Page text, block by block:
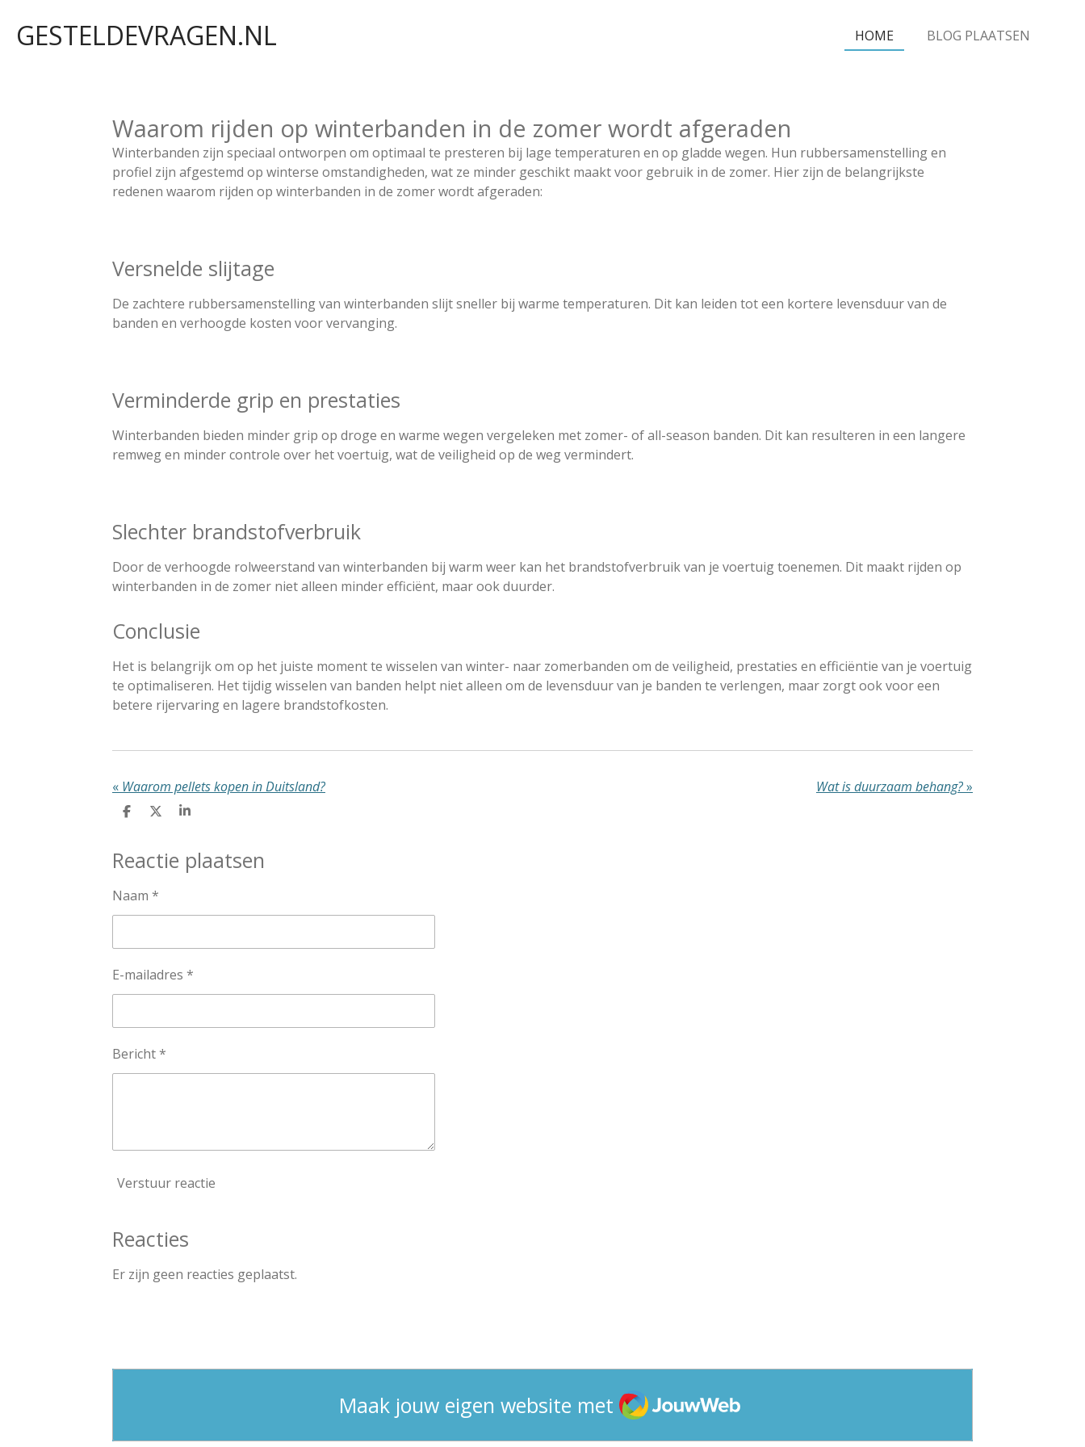
direct
GESTELDEVRAGEN.NL HOME BLOG PLAATSEN
Waarom rijden op winterbanden in de zomer wordt afgeraden
Winterbanden zijn speciaal ontworpen om optimaal te presteren bij lage temperaturen en op gladde wegen. Hun rubbersamenstelling en
profiel zijn afgestemd op winterse omstandigheden, wat ze minder geschikt maakt voor gebruik in de zomer. Hier zijn de belangrijkste
redenen waarom rijden op winterbanden in de zomer wordt afgeraden:
Versnelde slijtage
De zachtere rubbersamenstelling van winterbanden slijt sneller bij warme temperaturen. Dit kan leiden tot een kortere levensduur van de
banden en verhoogde kosten voor vervanging.
Verminderde grip en prestaties
Winterbanden bieden minder grip op droge en warme wegen vergeleken met zomer- of all-season banden. Dit kan resulteren in een langere
remweg en minder controle over het voertuig, wat de veiligheid op de weg vermindert.
Slechter brandstofverbruik
Door de verhoogde rolweerstand van winterbanden bij warm weer kan het brandstofverbruik van je voertuig toenemen. Dit maakt rijden op
winterbanden in de zomer niet alleen minder efficiënt, maar ook duurder.
Conclusie
Het is belangrijk om op het juiste moment te wisselen van winter- naar zomerbanden om de veiligheid, prestaties en efficiëntie van je voertuig
te optimaliseren. Het tijdig wisselen van banden helpt niet alleen om de levensduur van je banden te verlengen, maar zorgt ook voor een
betere rijervaring en lagere brandstofkosten.
« Waarom pellets kopen in Duitsland? Wat is duurzaam behang?»
D
e
n
D
l
S
r
e
Reactie plaatsen
Naam *
E-mailadres *
Bericht *
Verstuur reactie
Reacties
Er zijn geen reacties geplaatst.
Maak jouw eigen website met JouwWeb